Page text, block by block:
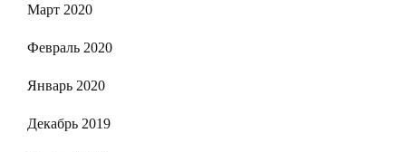
Март 2020
Февраль 2020
Январь 2020
Декабрь 2019